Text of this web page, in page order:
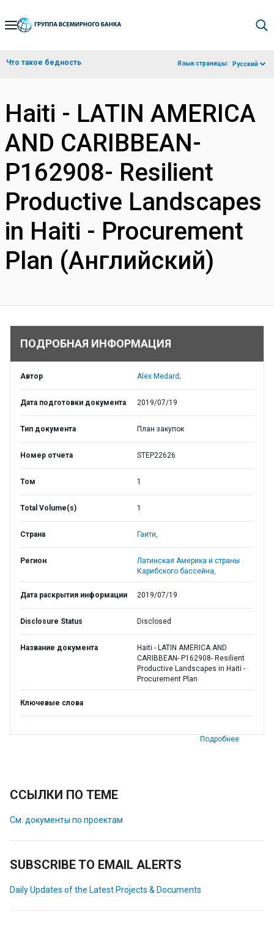
Skip
Navigation
Что такое бедность Язык страницы: Русский
Haiti - LATIN AMERICA
AND CARIBBEAN-
P162908- Resilient
Productive Landscapes
in Haiti - Procurement
Plan (Английский)
ПОДРОБНАЯ ИНФОРМАЦИЯ
Автор Alex Medard;
Дата подготовки документа 2019/07/19
Тип документа План закупок
Номер отчета STEP22626
Том 1
Total Volume(s) 1
Страна Гаити,
Регион
Латинская Америка и страны
Карибского бассейна,
Дата раскрытия информации 2019/07/19
Disclosure Status Disclosed
Название документа
Haiti - LATIN AMERICA AND
CARIBBEAN- P162908- Resilient
Productive Landscapes in Haiti -
Procurement Plan
Ключевые слова
Подробнее
ССЫЛКИ ПО ТЕМЕ
См. документы по проектам
SUBSCRIBE TO EMAIL ALERTS
Daily Updates of the Latest Projects & Documents